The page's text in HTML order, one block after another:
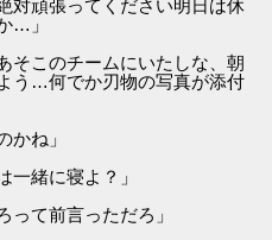
対頑張ってください明日は休
…」
そこのチームにいたしな、朝
う…何でか刃物の写真が添付
ね」
一緒に寝よ？」
って前言っただろ」